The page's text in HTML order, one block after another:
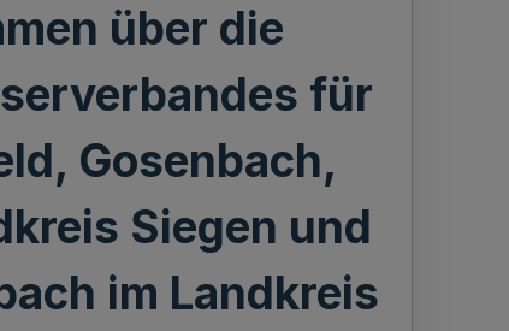
über die
für
Gosenbach,
Siegen und
im Landkreis